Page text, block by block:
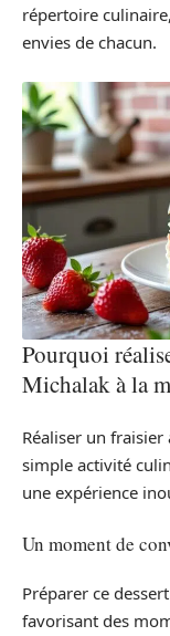
répertoire
envies de chacun.
Pourquoi
Michalak à la
Réaliser un fraisier
simple activité
une expérience
Un moment de
Préparer ce
favorisant des